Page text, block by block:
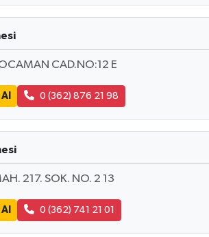
CAD.NO:12 E
0 (362) 876 21 98
217. SOK. NO. 2 13
0 (362) 741 21 01